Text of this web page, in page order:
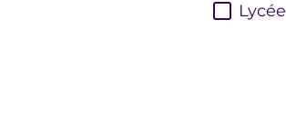
Lycée